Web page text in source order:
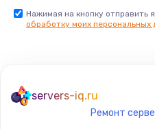
Замена
Нажимая на кнопку отправить
обработку моих персональных
servers-iq.ru
Ремонт